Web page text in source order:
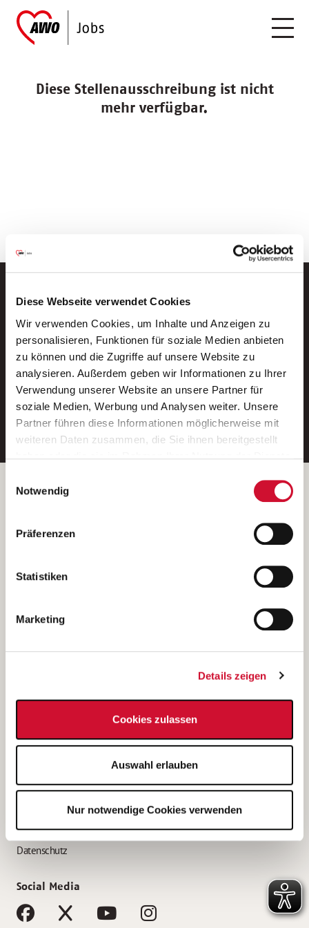
Diese Webseite verwendet Cookies
Wir verwenden Cookies, um Inhalte und Anzeigen zu
personalisieren, Funktionen für soziale Medien anbieten
zu können und die Zugriffe auf unsere Website zu
analysieren. Außerdem geben wir Informationen zu Ihrer
Verwendung unserer Website an unsere Partner für
soziale Medien, Werbung und Analysen weiter. Unsere
Partner führen diese Informationen möglicherweise mit
weiteren Daten zusammen, die Sie ihnen bereitgestellt
Wenn Sie auf „Cookies zulassen“ klicken, so stimmen
Sie der Speicherung sämtlicher Cookies zu. Sie können
Ihre Einwilligung selbstverständlich jederzeit widerrufen,
indem Sie die Cookie-Einstellungen aufrufen und diese
unsererDatenschutzerklärung
Notwendig
Präferenzen
Statistiken
Marketing
Details zeigen
Cookies zulassen
Auswahl erlauben
Nur notwendige Cookies verwenden
Diese Stellenausschreibung ist nicht
mehr verfügbar.
Neue Stellen per E-Mail.
Ein kostenloser Service von AWO
Jobs.
E-Mail-Adresse eintragen
Betreiber der Webseite
Kantstraße 45a
(Ein Tochterunternehmen des AWO Bezirksverbandes Unterfranken
e.V.)
Bewerbung als Altenpflegehelfer*in
Bewerbung als Erzieher*in
AWO Gliederungen nach Bundesland
Impressum
Datenschutz
Social Media